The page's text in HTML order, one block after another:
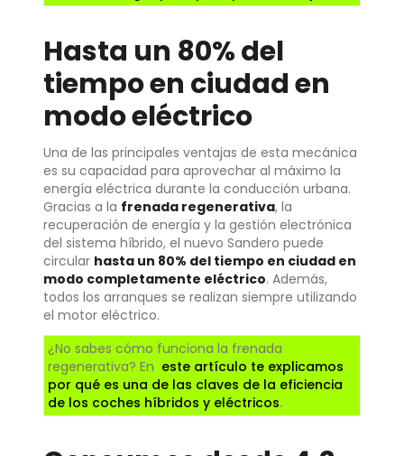
Hasta un 80% del
tiempo en ciudad en
modo eléctrico
Una de las principales ventajas de esta mecánica
es su capacidad para aprovechar al máximo la
energía eléctrica durante la conducción urbana.
Gracias a la frenada regenerativa, la
recuperación de energía y la gestión electrónica
del sistema híbrido, el nuevo Sandero puede
circular hasta un 80% del tiempo en ciudad en
modo completamente eléctrico. Además,
todos los arranques se realizan siempre utilizando
el motor eléctrico.
¿No sabes cómo funciona la frenada
regenerativa? En este artículo te explicamos
por qué es una de las claves de la eficiencia
de los coches híbridos y eléctricos.